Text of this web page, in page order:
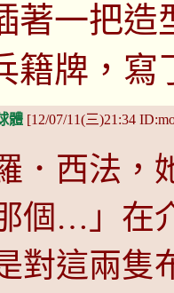
著一把造
籍牌，寫
體 [12/07/11(三)21:34
．西法
個…」在
對這兩隻